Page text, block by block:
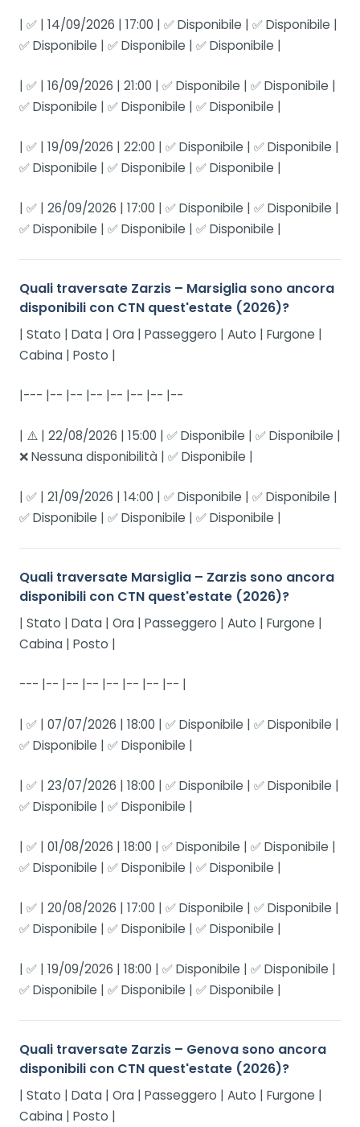
| ✅ | 14/09/2026 | 17:00 | ✅ Disponibile | ✅ Disponibile |
✅ Disponibile | ✅ Disponibile | ✅ Disponibile |
| ✅ | 16/09/2026 | 21:00 | ✅ Disponibile | ✅ Disponibile |
✅ Disponibile | ✅ Disponibile | ✅ Disponibile |
| ✅ | 19/09/2026 | 22:00 | ✅ Disponibile | ✅ Disponibile |
✅ Disponibile | ✅ Disponibile | ✅ Disponibile |
| ✅ | 26/09/2026 | 17:00 | ✅ Disponibile | ✅ Disponibile |
✅ Disponibile | ✅ Disponibile | ✅ Disponibile |
Quali traversate Zarzis – Marsiglia sono ancora
disponibili con CTN quest'estate (2026)?
| Stato | Data | Ora | Passeggero | Auto | Furgone |
Cabina | Posto |
|--- |-- |-- |-- |-- |-- |-- |--
| ⚠️ | 22/08/2026 | 15:00 | ✅ Disponibile | ✅ Disponibile |
❌ Nessuna disponibilità | ✅ Disponibile |
| ✅ | 21/09/2026 | 14:00 | ✅ Disponibile | ✅ Disponibile |
✅ Disponibile | ✅ Disponibile | ✅ Disponibile |
Quali traversate Marsiglia – Zarzis sono ancora
disponibili con CTN quest'estate (2026)?
| Stato | Data | Ora | Passeggero | Auto | Furgone |
Cabina | Posto |
--- |-- |-- |-- |-- |-- |-- |-- |
| ✅ | 07/07/2026 | 18:00 | ✅ Disponibile | ✅ Disponibile |
✅ Disponibile | ✅ Disponibile |
| ✅ | 23/07/2026 | 18:00 | ✅ Disponibile | ✅ Disponibile |
✅ Disponibile | ✅ Disponibile |
| ✅ | 01/08/2026 | 18:00 | ✅ Disponibile | ✅ Disponibile |
✅ Disponibile | ✅ Disponibile | ✅ Disponibile |
| ✅ | 20/08/2026 | 17:00 | ✅ Disponibile | ✅ Disponibile |
✅ Disponibile | ✅ Disponibile | ✅ Disponibile |
| ✅ | 19/09/2026 | 18:00 | ✅ Disponibile | ✅ Disponibile |
✅ Disponibile | ✅ Disponibile | ✅ Disponibile |
Quali traversate Zarzis – Genova sono ancora
disponibili con CTN quest'estate (2026)?
| Stato | Data | Ora | Passeggero | Auto | Furgone |
Cabina | Posto |